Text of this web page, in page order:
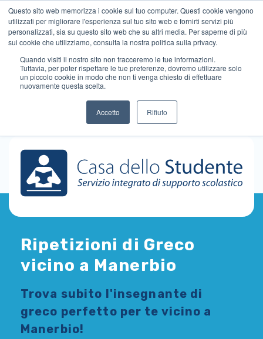
Questo sito web memorizza i cookie sul tuo computer. Questi cookie vengono
utilizzati per migliorare l'esperienza sul tuo sito web e fornirti servizi più
personalizzati, sia su questo sito web che su altri media. Per saperne di più
sui cookie che utilizziamo, consulta la nostra politica sulla privacy.
Quando visiti il ​​nostro sito non tracceremo le tue informazioni.
Tuttavia, per poter rispettare le tue preferenze, dovremo utilizzare solo
un piccolo cookie in modo che non ti venga chiesto di effettuare
nuovamente questa scelta.
Accetto Rifiuto
Ripetizioni di Greco
vicino a Manerbio
Trova subito l'insegnante di
greco perfetto per te vicino a
Manerbio!